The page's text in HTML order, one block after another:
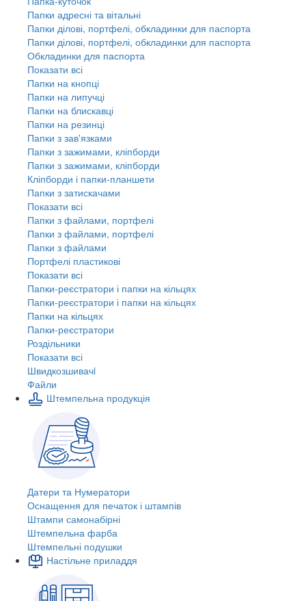
Папки адресні та вітальні
Папки ділові, портфелі, обкладинки для паспорта
Папки ділові, портфелі, обкладинки для паспорта
Обкладинки для паспорта
Показати всі
Папки на кнопці
Папки на липучці
Папки на блискавці
Папки на резинці
Папки з зав'язками
Папки з зажимами, кліпборди
Папки з зажимами, кліпборди
Кліпборди і папки-планшети
Папки з затискачами
Показати всі
Папки з файлами, портфелі
Папки з файлами, портфелі
Папки з файлами
Портфелі пластикові
Показати всі
Папки-реєстратори і папки на кільцях
Папки-реєстратори і папки на кільцях
Папки на кільцях
Папки-реєстратори
Роздільники
Показати всі
Швидкозшивачi
Файли
Штемпельна продукція
Датери та Нумератори
Оснащення для печаток і штампів
Штампи самонабірні
Штемпельна фарба
Штемпельні подушки
Настільне приладдя